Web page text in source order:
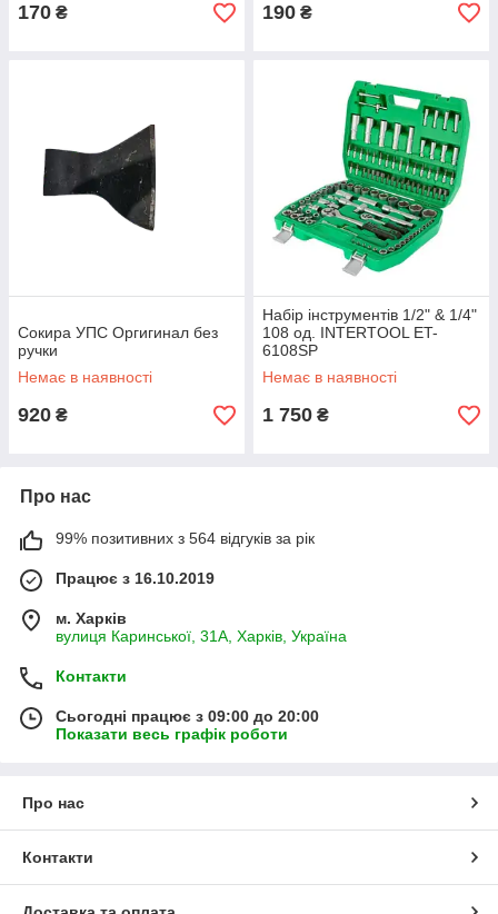
170 ₴ 190 ₴
Сокира УПС Оргигинал без
ручки
Немає в наявності
920 ₴
Набір інструментів 1/2" & 1/4"
108 од. INTERTOOL ET-
6108SP
Немає в наявності
1 750 ₴
Про нас
99% позитивних з 564 відгуків за рік
Працює з 16.10.2019
м. Харків
вулиця Каринської, 31А, Харків, Україна
Контакти
Сьогодні працює з 09:00 до 20:00
Показати весь графік роботи
Про нас
Контакти